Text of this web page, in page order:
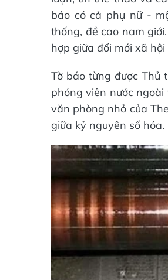
báo có cả phụ nữ -
thống, đề cao nam
hợp giữa đổi mới xã
Tờ báo từng được Thủ
phóng viên nước
văn phòng nhỏ của
giữa kỷ nguyên số hóa.